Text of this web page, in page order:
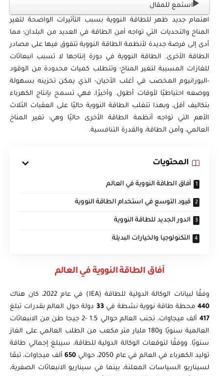
استمع للمقال
اهتمام جديد ظهر للطاقة النووية بسبب التأثيرات الواضحة لتغير
المناخ والتحديات التي تواجه أمن الطاقة في العديد من البلدان؛ مما
أدى إلى فرصة جديدة لأنظمة الطاقة النووية تتفوق فيها على مصادر
الطاقة الأخرى. الطاقة النووية في دورة إنتاجها لا تسبب انبعاثات
للغازات المسببة لتغير المناخ؛ وتتطلب كميات محدودة من الوقود
-اليورانيوم المخصب في أغلب الأحيان- الذي يمكن تخزينه بسهولة
ووضعه احتياطيًا لأوقات أطول. وأخيرًا، فهي تسمح بإنتاج الكهرباء
بتكاليف أقل، وبهذا تتغلب الطاقة النووية حاليًا على العقبات الثلاث
الأهم التي تواجه أنظمة الطاقة الأخرى حاليًا وهي: تغير المناخ
العالمي، وأمن الطاقة، والقدرة التنافسية.
المحتويات
آفاق الطاقة النووية في العالم
قيود التوسع في استخدام الطاقة النووية
الدور الجديد للطاقة النووية
التكنولوجيا والخيارات البديلة
آفاق الطاقة النووية في العالم
وفقًا لبيانات الوكالة الدولية للطاقة (IEA) في عام 2022، كان هناك
440محطة طاقة نووية نشطة في33دولة حول العالم بقدرات تبلغ
417
ألف ميجاوات، تجنب العالم حوالي 1.5 -2 جيجا طن من الانبعاثات
العالمية سنويًا و180 مليار متر مكعب من الطلب العالمي على الغاز
سنويًا. ووفقًا لتوقعات الوكالة الدولية للطاقة، سيبلغ إجمالي طاقة
توليد الكهرباء في العالم في عام 2050، حوالي
650ألف ميجاوات، تبعًا
لسيناريو السياسات المعلنة، بينما في سيناريو الانبعاثات الصفرية،